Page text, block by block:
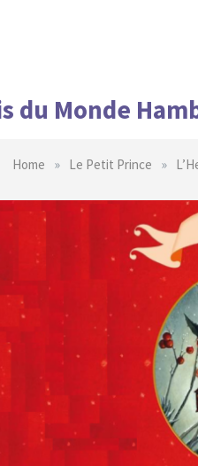
du Monde
Home » Le Petit Prince »